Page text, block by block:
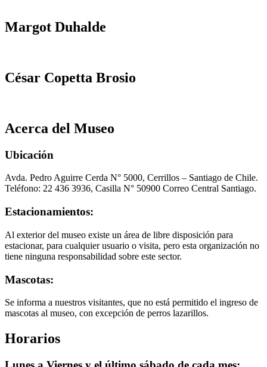
Margot Duhalde
César Copetta Brosio
Acerca del Museo
Ubicación
Avda. Pedro Aguirre Cerda N° 5000, Cerrillos – Santiago de Chile.
Teléfono: 22 436 3936, Casilla N° 50900 Correo Central Santiago.
Estacionamientos:
Al exterior del museo existe un área de libre disposición para
estacionar, para cualquier usuario o visita, pero esta organización no
tiene ninguna responsabilidad sobre este sector.
Mascotas:
Se informa a nuestros visitantes, que no está permitido el ingreso de
mascotas al museo, con excepción de perros lazarillos.
Horarios